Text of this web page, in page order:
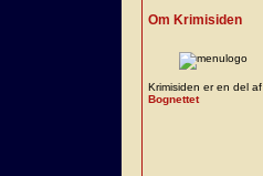
Om Krimisiden
Krimisiden er en del af
Bognettet